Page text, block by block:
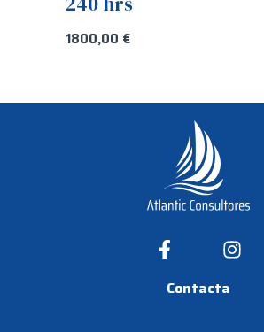
1800,00 €
Contacta